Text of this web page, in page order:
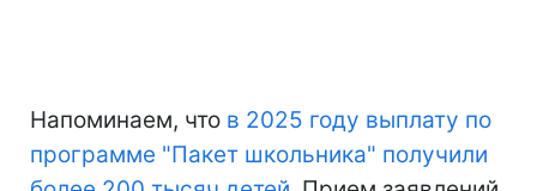
Напоминаем, что в 2025 году выплату по
программе "Пакет школьника" получили